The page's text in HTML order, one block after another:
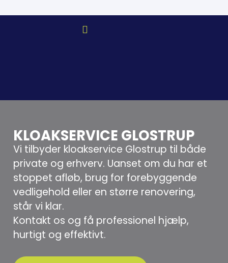
KLOAKSERVICE GLOSTRUP
Vi tilbyder kloakservice Glostrup til både
private og erhverv. Uanset om du har et
stoppet afløb, brug for forebyggende
vedligehold eller en større renovering,
står vi klar.
Kontakt os og få professionel hjælp,
hurtigt og effektivt.